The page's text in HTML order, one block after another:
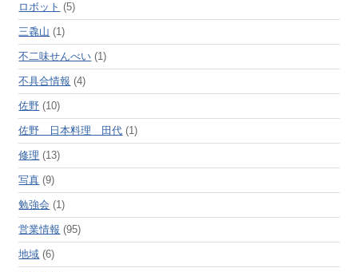
ロボット (5)
三毳山 (1)
不二味せんべい (1)
不具合情報 (4)
佐野 (10)
佐野 日本料理 田代 (1)
修理 (13)
写真 (9)
勉強会 (1)
営業情報 (95)
地域 (6)